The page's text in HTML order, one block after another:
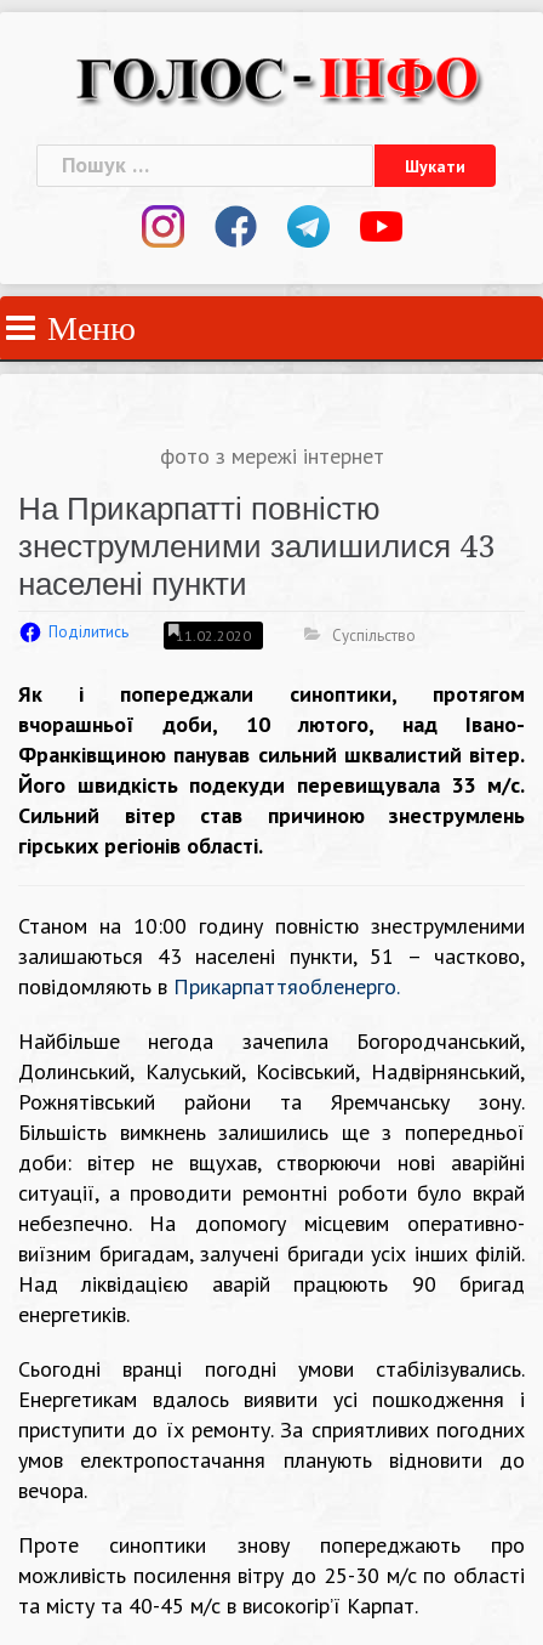
Пошук:
Меню
фото з мережі інтернет
На Прикарпатті повністю
знеструмленими залишилися 43
населені пункти
Поділитись 11.02.2020 Суспільство
Як і попереджали синоптики, протягом
вчорашньої доби, 10 лютого, над Івано-
Франківщиною панував сильний шквалистий вітер.
Його швидкість подекуди перевищувала 33 м/с.
Сильний вітер став причиною знеструмлень
гірських регіонів області.
Станом на 10:00 годину повністю знеструмленими
залишаються 43 населені пункти, 51 – частково,
повідомляють в Прикарпаттяобленерго.
Найбільше негода зачепила Богородчанський,
Долинський, Калуський, Косівський,Надвірнянський,
Рожнятівський райони та Яремчанську зону.
Більшість вимкнень залишились ще з попередньої
доби: вітер не вщухав, створюючи нові аварійні
ситуації, а проводити ремонтні роботи було вкрай
небезпечно. На допомогу місцевим оперативно-
виїзним бригадам, залучені бригади усіх інших філій.
Над ліквідацією аварій працюють 90 бригад
енергетиків.
Сьогодні вранці погодні умови стабілізувались.
Енергетикам вдалось виявити усі пошкодження і
приступити до їх ремонту. За сприятливих погодних
умов електропостачання планують відновити до
вечора.
Проте синоптики знову попереджають про
можливість посилення вітру до 25-30 м/с по області
та місту та 40-45 м/с в високогір’ї Карпат.